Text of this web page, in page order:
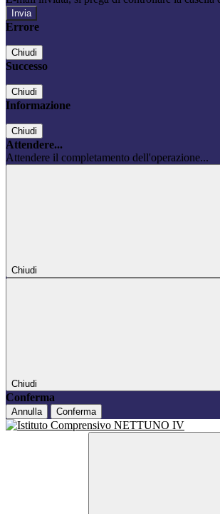
Errore
Chiudi
Successo
Chiudi
Informazione
Chiudi
Attendere...
Attendere il completamento dell'operazione...
Chiudi
Chiudi
Conferma
Annulla Conferma